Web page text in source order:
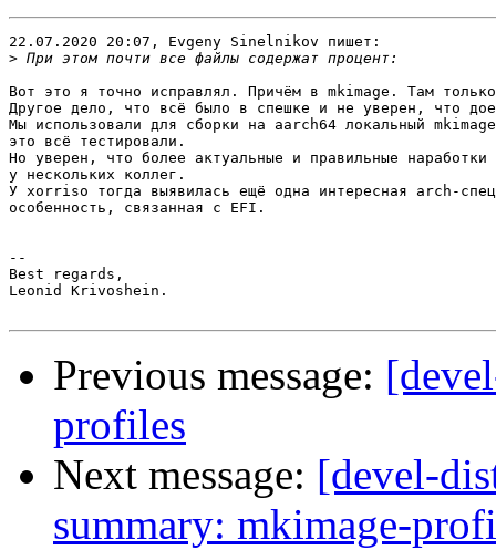
22.07.2020 20:07, Evgeny Sinelnikov пишет:
>
Вот это я точно исправлял. Причём в mkimage. Там
Другое дело, что всё было в спешке и не уверен, что
Мы использовали для сборки на aarch64 локальный
это всё тестировали.
Но уверен, что более актуальные и правильные
у нескольких коллег.
У xorriso тогда выявилась ещё одна интересная arch-
особенность, связанная с EFI.
--
Best regards,
Leonid Krivoshein.
Previous message:
profiles
Next message: [devel-
summary: mkimage-